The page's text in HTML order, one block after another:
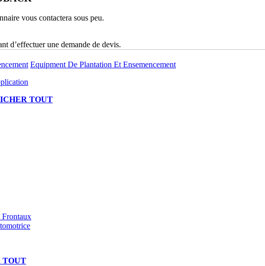
vous contactera sous peu.
d’effectuer une demande de devis.
Equipment De Plantation Et Ensemencement
TOUT
Frontaux
TOUT